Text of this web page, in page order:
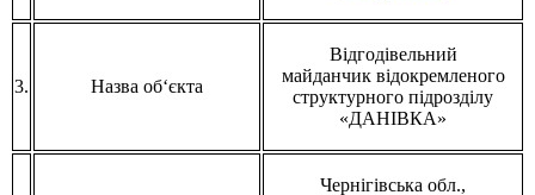
3. Назва об‘єкта
Відгодівельний
майданчик відокремленого
структурного підрозділу
«ДАНІВКА»
Чернігівська обл.,